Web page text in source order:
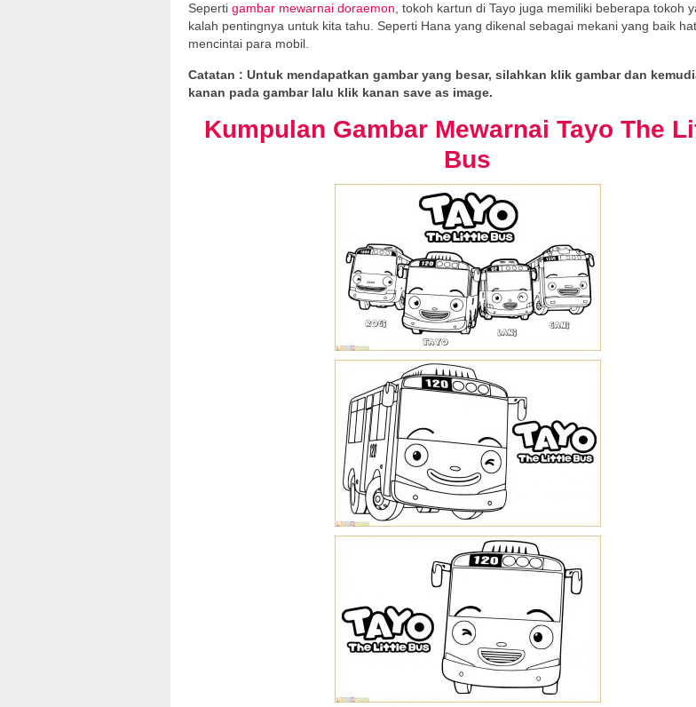
Seperti gambar mewarnai doraemon , tokoh kartun di Tayo juga memiliki beberapa tokoh
kalah pentingnya untuk kita tahu. Seperti Hana yang dikenal sebagai mekani yang baik
mencintai para mobil.
Catatan : Untuk mendapatkan gambar yang besar, silahkan klik gambar dan
kanan pada gambar lalu klik kanan save as image.
Kumpulan Gambar Mewarnai Tayo The
Bus